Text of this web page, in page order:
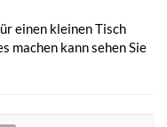
einen kleinen Tisch
machen kann sehen Sie